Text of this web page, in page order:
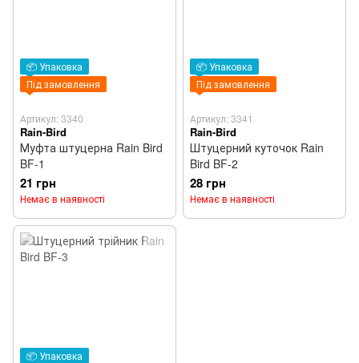
📦 Упаковка
Під замовлення
Артикул: 3340
Rain-Bird
Муфта штуцерна Rain Bird
BF-1
21 грн
Немає в наявності
📦 Упаковка
Під замовлення
Артикул: 3341
Rain-Bird
Штуцерний куточок Rain
Bird BF-2
28 грн
Немає в наявності
📦 Упаковка